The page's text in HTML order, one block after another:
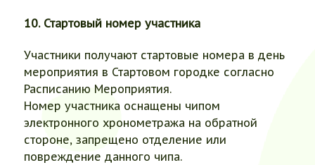
10. Стартовый номер участника
Участники получают стартовые номера в день
мероприятия в Стартовом городке согласно
Расписанию Мероприятия.
Номер участника оснащены чипом
электронного хронометража на обратной
стороне, запрещено отделение или
повреждение данного чипа.